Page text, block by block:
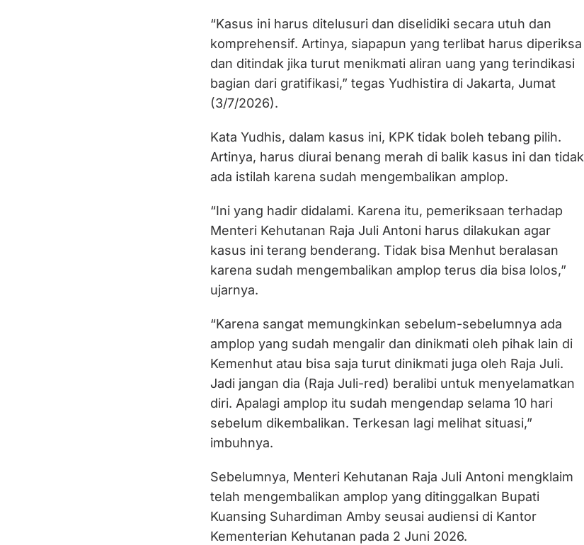
“Kasus ini harus ditelusuri dan diselidiki secara utuh dan
komprehensif. Artinya, siapapun yang terlibat harus diperiksa
dan ditindak jika turut menikmati aliran uang yang terindikasi
bagian dari gratifikasi,” tegas Yudhistira di Jakarta, Jumat
(3/7/2026).
Kata Yudhis, dalam kasus ini, KPK tidak boleh tebang pilih.
Artinya, harus diurai benang merah di balik kasus ini dan tidak
ada istilah karena sudah mengembalikan amplop.
“Ini yang hadir didalami. Karena itu, pemeriksaan terhadap
Menteri Kehutanan Raja Juli Antoni harus dilakukan agar
kasus ini terang benderang. Tidak bisa Menhut beralasan
karena sudah mengembalikan amplop terus dia bisa lolos,”
ujarnya.
“Karena sangat memungkinkan sebelum-sebelumnya ada
amplop yang sudah mengalir dan dinikmati oleh pihak lain di
Kemenhut atau bisa saja turut dinikmati juga oleh Raja Juli.
Jadi jangan dia (Raja Juli-red) beralibi untuk menyelamatkan
diri. Apalagi amplop itu sudah mengendap selama 10 hari
sebelum dikembalikan. Terkesan lagi melihat situasi,”
imbuhnya.
Sebelumnya, Menteri Kehutanan Raja Juli Antoni mengklaim
telah mengembalikan amplop yang ditinggalkan Bupati
Kuansing Suhardiman Amby seusai audiensi di Kantor
Kementerian Kehutanan pada 2 Juni 2026.